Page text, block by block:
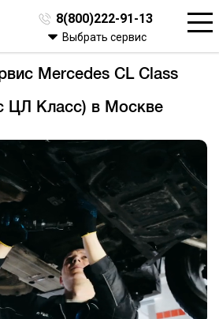
8(800)222-91-13
Выбрать сервис
Mercedes CL Class
ЦЛ Класс) в Москве